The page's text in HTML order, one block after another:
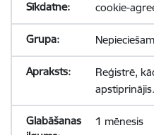
cookie-
Reģistrē,
apstiprinājis.
1 mēnesis